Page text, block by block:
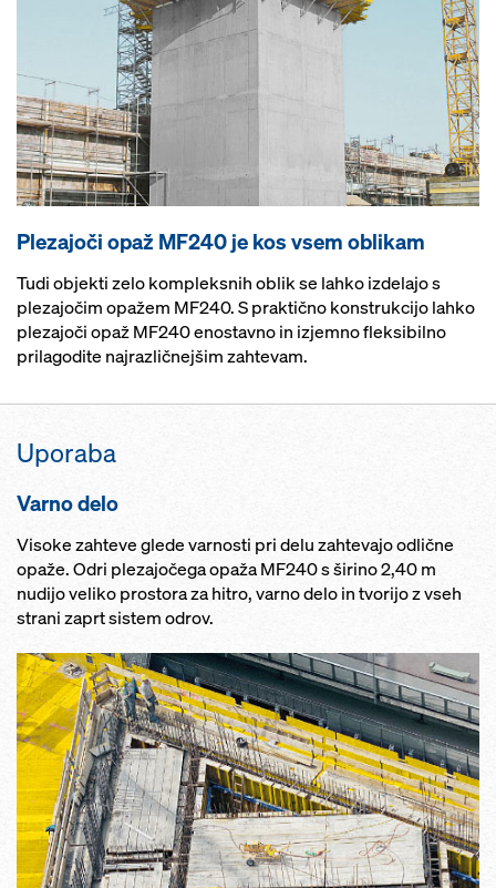
Plezajoči opaž MF240 je kos vsem oblikam
Tudi objekti zelo kompleksnih oblik se lahko izdelajo s
plezajočim opažem MF240. S praktično konstrukcijo lahko
plezajoči opaž MF240 enostavno in izjemno fleksibilno
prilagodite najrazličnejšim zahtevam.
Uporaba
Varno delo
Visoke zahteve glede varnosti pri delu zahtevajo odlične
opaže. Odri plezajočega opaža MF240 s širino 2,40 m
nudijo veliko prostora za hitro, varno delo in tvorijo z vseh
strani zaprt sistem odrov.